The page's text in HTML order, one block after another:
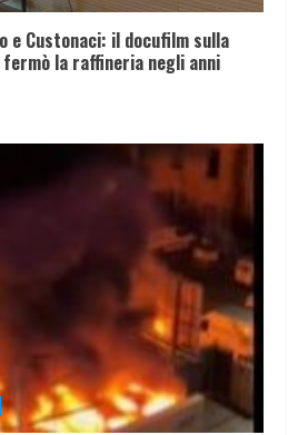
e Custonaci: il docufilm sulla
la raffineria negli anni